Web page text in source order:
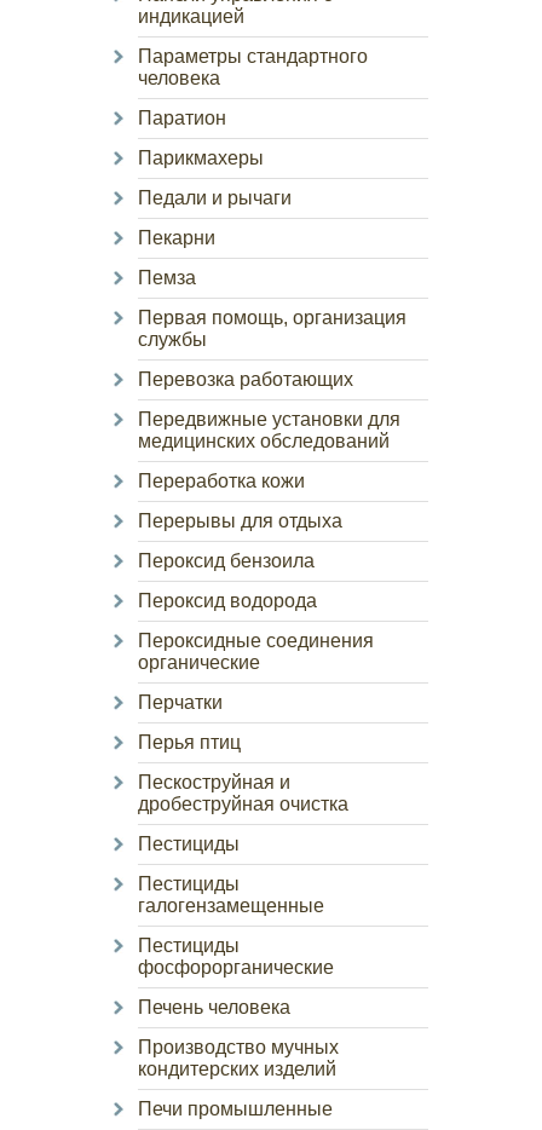
индикацией
Параметры стандартного
человека
Паратион
Парикмахеры
Педали и рычаги
Пекарни
Пемза
Первая помощь, организация
службы
Перевозка работающих
Передвижные установки для
медицинских обследований
Переработка кожи
Перерывы для отдыха
Пероксид бензоила
Пероксид водорода
Пероксидные соединения
органические
Перчатки
Перья птиц
Пескоструйная и
дробеструйная очистка
Пестициды
Пестициды
галогензамещенные
Пестициды
фосфорорганические
Печень человека
Производство мучных
кондитерских изделий
Печи промышленные